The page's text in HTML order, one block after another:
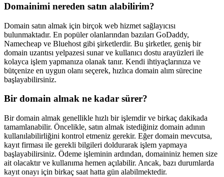
Domainimi nereden satın alabilirim?
Domain satın almak için birçok web hizmet sağlayıcısı
bulunmaktadır. En popüler olanlarından bazıları GoDaddy,
Namecheap ve Bluehost gibi şirketlerdir. Bu şirketler, geniş bir
domain uzantısı yelpazesi sunar ve kullanıcı dostu arayüzleri ile
kolayca işlem yapmanıza olanak tanır. Kendi ihtiyaçlarınıza ve
bütçenize en uygun olanı seçerek, hızlıca domain alım sürecine
başlayabilirsiniz.
Bir domain almak ne kadar sürer?
Bir domain almak genellikle hızlı bir işlemdir ve birkaç dakikada
tamamlanabilir. Öncelikle, satın almak istediğiniz domain adının
kullanılabilirliğini kontrol etmeniz gerekir. Eğer domain mevcutsa,
kayıt firması ile gerekli bilgileri doldurarak işlem yapmaya
başlayabilirsiniz. Ödeme işleminin ardından, domaininiz hemen size
ait olacaktır ve kullanıma hemen açılabilir. Ancak, bazı durumlarda
kayıt onayı için birkaç saat hatta gün alabilmektedir.